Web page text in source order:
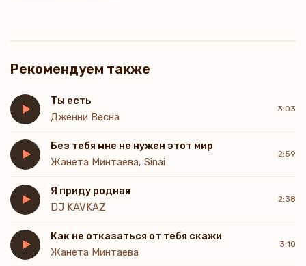
Иногда достаточно дыхания, чтобы чувствовать не один я
Если путь мой будет проверен, я хочу с тобой его пройти
Говорят любовь это слабость, но я стал сильнее с тобой
Гайяне если завтра станет темно, я сохраню этот свет
внутри
Твоё имя и тепло, Гайяне, без лишних слов и ролей
Если сердце знает дорогу, значит, я иду к тебе
Тишина знает больше, чем звук
Рекомендуем также
Ты есть
Дженни Весна
3:03
Без тебя мне не нужен этот мир
Жанета Минтаева, Sinai
2:59
Я приду родная
DJ KAVKAZ
2:38
Как не отказаться от тебя скажи
Жанета Минтаева
3:10